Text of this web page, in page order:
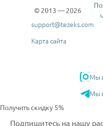
© 2013 — 2026
support@tezeks.com
Карта сайта
Мы
Мы
Получить скидку 5%
Подпишитесь на нашу